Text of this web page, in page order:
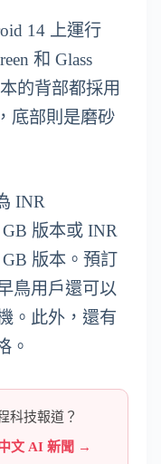
14 上運行
和 Glass
的背部都採用
底部則是磨砂
INR
版本或 INR
GB 版本。預訂
鳥用戶還可以
。此外，還有
。
科技報道？
文 AI 新聞 →